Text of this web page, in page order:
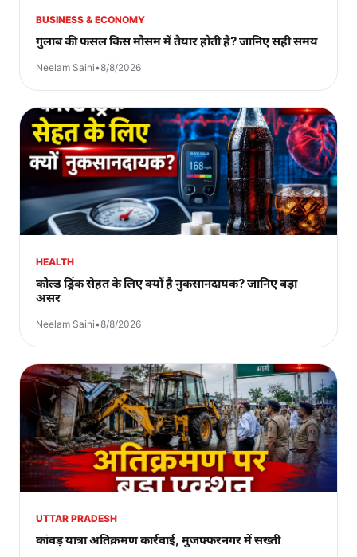
BUSINESS & ECONOMY
गुलाब की फसल किस मौसम में तैयार होती है? जानिए सही समय
Neelam Saini•8/8/2026
HEALTH
कोल्ड ड्रिंक सेहत के लिए क्यों है नुकसानदायक? जानिए बड़ा
असर
Neelam Saini•8/8/2026
UTTAR PRADESH
कांवड़ यात्रा अतिक्रमण कार्रवाई, मुजफ्फरनगर में सख्ती